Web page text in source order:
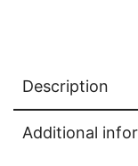
Description
Additional